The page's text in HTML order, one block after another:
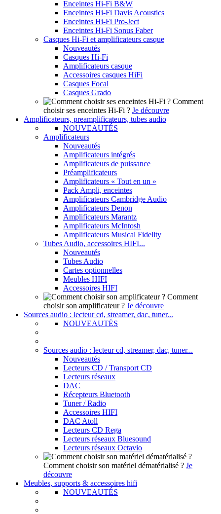
Enceintes Hi-Fi B&W
Enceintes Hi-Fi Davis Acoustics
Enceintes Hi-Fi Pro-Ject
Enceintes Hi-Fi Sonus Faber
Casques Hi-Fi et amplificateurs casque
Nouveautés
Casques Hi-Fi
Amplificateurs casque
Accessoires casques HiFi
Casques Focal
Casques Grado
Comment
choisir ses enceintes Hi-Fi ? Je découvre
Amplificateurs, preamplificateurs, tubes audio
NOUVEAUTÉS
Amplificateurs
Nouveautés
Amplificateurs intégrés
Amplificateurs de puissance
Préamplificateurs
Amplificateurs « Tout en un »
Pack Ampli, enceintes
Amplificateurs Cambridge Audio
Amplificateurs Denon
Amplificateurs Marantz
Amplificateurs McIntosh
Amplificateurs Musical Fidelity
Tubes Audio, accessoires HIFI...
Nouveautés
Tubes Audio
Cartes optionnelles
Meubles HIFI
Accessoires HIFI
Comment
choisir son amplificateur ? Je découvre
Sources audio : lecteur cd, streamer, dac, tuner...
NOUVEAUTÉS
Sources audio : lecteur cd, streamer, dac, tuner...
Nouveautés
Lecteurs CD / Transport CD
Lecteurs réseaux
DAC
Récepteurs Bluetooth
Tuner / Radio
Accessoires HIFI
DAC Atoll
Lecteurs CD Rega
Lecteurs réseaux Bluesound
Lecteurs réseaux Octavio
Comment choisir son matériel dématérialisé ? Je
découvre
Meubles, supports & accessoires hifi
NOUVEAUTÉS